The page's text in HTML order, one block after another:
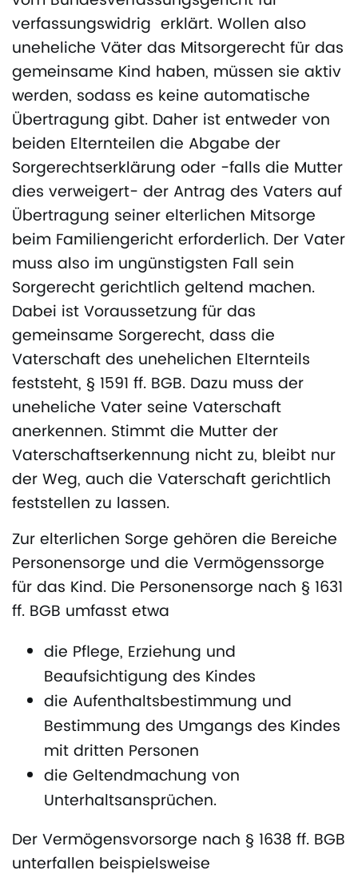
verfassungswidrig erklärt. Wollen also
uneheliche Väter das Mitsorgerecht für das
gemeinsame Kind haben, müssen sie aktiv
werden, sodass es keine automatische
Übertragung gibt. Daher ist entweder von
beiden Elternteilen die Abgabe der
Sorgerechtserklärung oder -falls die Mutter
dies verweigert- der Antrag des Vaters auf
Übertragung seiner elterlichen Mitsorge
beim Familiengericht erforderlich. Der Vater
muss also im ungünstigsten Fall sein
Sorgerecht gerichtlich geltend machen.
Dabei ist Voraussetzung für das
gemeinsame Sorgerecht, dass die
Vaterschaft des unehelichen Elternteils
feststeht, § 1591 ff. BGB. Dazu muss der
uneheliche Vater seine Vaterschaft
anerkennen. Stimmt die Mutter der
Vaterschaftserkennung nicht zu, bleibt nur
der Weg, auch die Vaterschaft gerichtlich
feststellen zu lassen.
Zur elterlichen Sorge gehören die Bereiche
Personensorge und die Vermögenssorge
für das Kind. Die Personensorge nach § 1631
ff. BGB umfasst etwa
die Pflege, Erziehung und
Beaufsichtigung des Kindes
die Aufenthaltsbestimmung und
Bestimmung des Umgangs des Kindes
mit dritten Personen
die Geltendmachung von
Unterhaltsansprüchen.
Der Vermögensvorsorge nach § 1638 ff. BGB
unterfallen beispielsweise